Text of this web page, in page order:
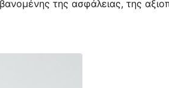
της ασφάλειας, της